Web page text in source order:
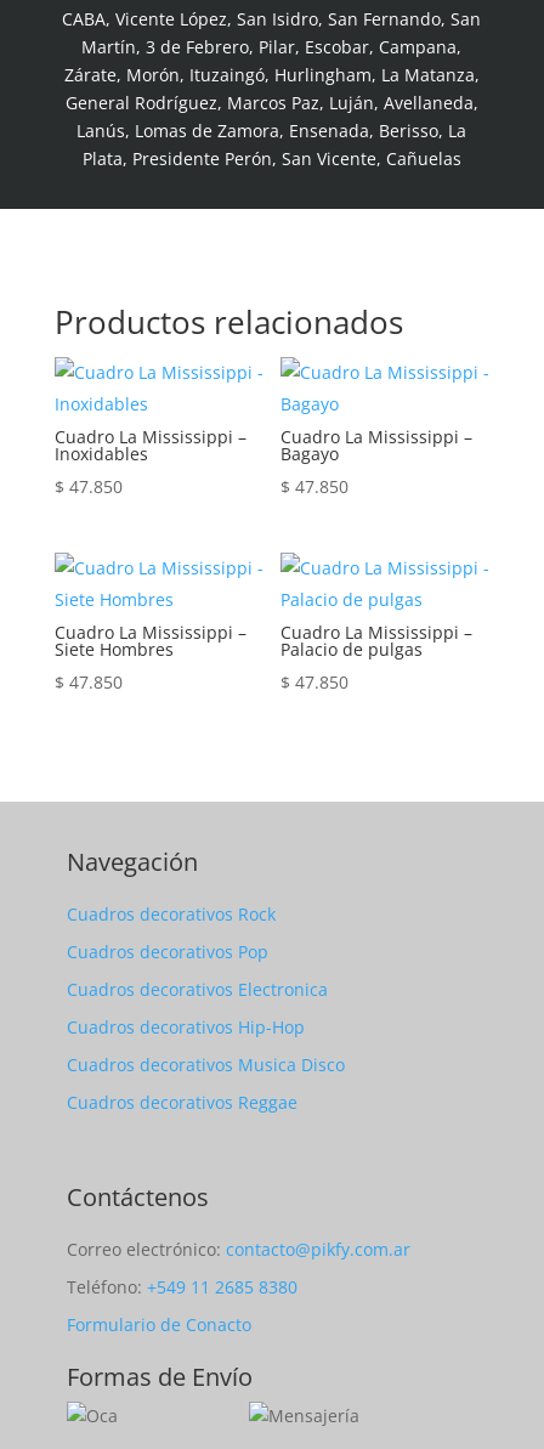
CABA, Vicente López, San Isidro, San Fernando, San
Martín, 3 de Febrero, Pilar, Escobar, Campana,
Zárate, Morón, Ituzaingó, Hurlingham, La Matanza,
General Rodríguez, Marcos Paz, Luján, Avellaneda,
Lanús, Lomas de Zamora, Ensenada, Berisso, La
Plata, Presidente Perón, San Vicente, Cañuelas
Productos relacionados
Cuadro La Mississippi –
Inoxidables
$ 47.850
Cuadro La Mississippi –
Bagayo
$ 47.850
Cuadro La Mississippi –
Siete Hombres
$ 47.850
Cuadro La Mississippi –
Palacio de pulgas
$ 47.850
Navegación
Cuadros decorativos Rock
Cuadros decorativos Pop
Cuadros decorativos Electronica
Cuadros decorativos Hip-Hop
Cuadros decorativos Musica Disco
Cuadros decorativos Reggae
Contáctenos
Correo electrónico: contacto@pikfy.com.ar
Teléfono: +549 11 2685 8380
Formulario de Conacto
Formas de Envío